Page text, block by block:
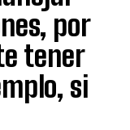
por
tener
si